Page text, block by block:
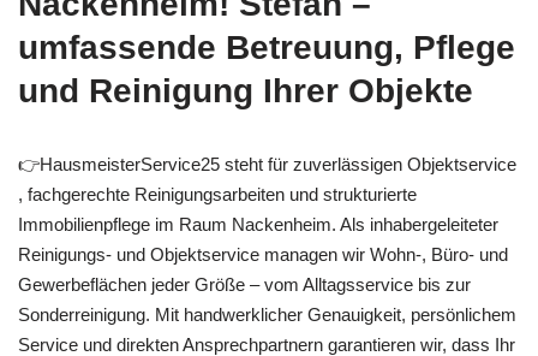
umfassende Betreuung, Pflege
und Reinigung Ihrer Objekte
👉HausmeisterService25 steht für zuverlässigen Objektservice
, fachgerechte Reinigungsarbeiten und strukturierte
Immobilienpflege im Raum Nackenheim. Als inhabergeleiteter
Reinigungs- und Objektservice managen wir Wohn-, Büro- und
Gewerbeflächen jeder Größe – vom Alltagsservice bis zur
Sonderreinigung. Mit handwerklicher Genauigkeit, persönlichem
Service und direkten Ansprechpartnern garantieren wir, dass Ihr